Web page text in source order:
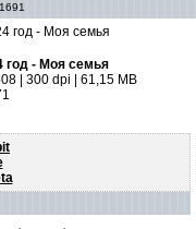
год - Моя семья
| 300 dpi | 61,15 MB